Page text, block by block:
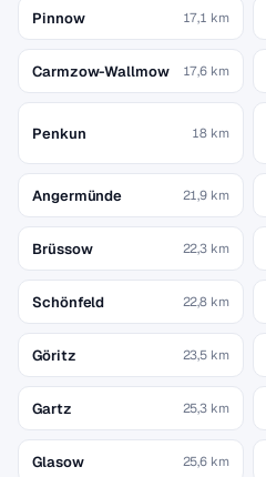
Pinnow 17,1 km
Carmzow-Wallmow 17,6 km
Penkun 18 km
Angermünde 21,9 km
Brüssow 22,3 km
Schönfeld 22,8 km
Göritz 23,5 km
Gartz 25,3 km
Glasow 25,6 km